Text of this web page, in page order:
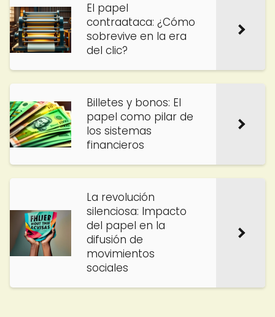
El papel
contraataca: ¿Cómo
sobrevive en la era
del clic?
Billetes y bonos: El
papel como pilar de
los sistemas
financieros
La revolución
silenciosa: Impacto
del papel en la
difusión de
movimientos
sociales